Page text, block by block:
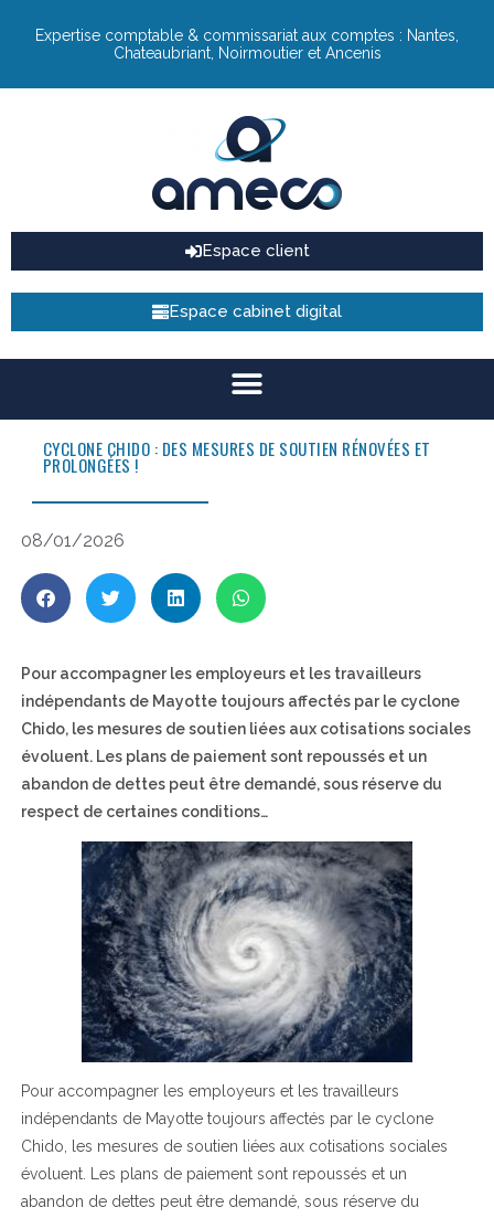
Expertise comptable & commissariat aux comptes : Nantes,
Chateaubriant, Noirmoutier et Ancenis
Espace client
Espace cabinet digital
CYCLONE CHIDO : DES MESURES DE SOUTIEN RÉNOVÉES ET
PROLONGÉES !
08/01/2026
Pour accompagner les employeurs et les travailleurs
indépendants de Mayotte toujours affectés par le cyclone
Chido, les mesures de soutien liées aux cotisations sociales
évoluent. Les plans de paiement sont repoussés et un
abandon de dettes peut être demandé, sous réserve du
respect de certaines conditions…
Pour accompagner les employeurs et les travailleurs
indépendants de Mayotte toujours affectés par le cyclone
Chido, les mesures de soutien liées aux cotisations sociales
évoluent. Les plans de paiement sont repoussés et un
abandon de dettes peut être demandé, sous réserve du